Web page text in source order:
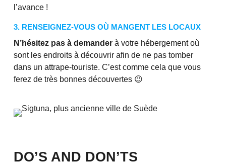
l’avance !
3. RENSEIGNEZ-VOUS OÙ MANGENT LES LOCAUX
N’hésitez pas à demanderà votre hébergement où
sont les endroits à découvrir afin de ne pas tomber
dans un attrape-touriste. C’est comme cela que vous
ferez de très bonnes découvertes 😉
DO’S AND DON’TS